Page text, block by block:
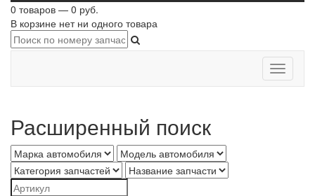
0 товаров — 0 руб.
В корзине нет ни одного товара
Toggle
Расширенный поиск